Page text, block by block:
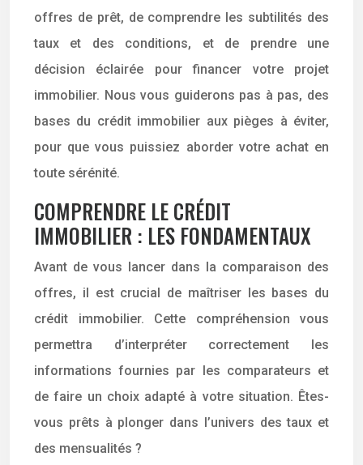
offres de prêt, de comprendre les subtilités des
taux et des conditions, et de prendre une
décision éclairée pour financer votre projet
immobilier. Nous vous guiderons pas à pas, des
bases du crédit immobilier aux pièges à éviter,
pour que vous puissiez aborder votre achat en
toute sérénité.
COMPRENDRE LE CRÉDIT
IMMOBILIER : LES FONDAMENTAUX
Avant de vous lancer dans la comparaison des
offres, il est crucial de maîtriser les bases du
crédit immobilier. Cette compréhension vous
permettra d’interpréter correctement les
informations fournies par les comparateurs et
de faire un choix adapté à votre situation. Êtes-
vous prêts à plonger dans l’univers des taux et
des mensualités ?